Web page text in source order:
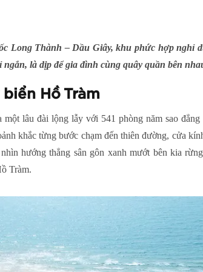
Long Thành – Dầu Giây, khu phức hợp nghỉ
là dịp để gia đình cùng quây quần bên
Hồ Tràm
một lâu đài lộng lẫy với 541 phòng năm sao
khắc từng bước chạm đến thiên đường, cửa
hướng thẳng sân gôn xanh mướt bên kia
Tràm.